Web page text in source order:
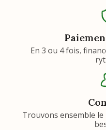
En 3 ou 4 fois,
Trouvons ensemble